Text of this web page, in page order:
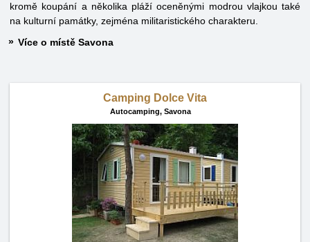
kromě koupání a několika pláží oceněnými modrou vlajkou také
na kulturní památky, zejména militaristického charakteru.
Více o místě Savona
Camping Dolce Vita
Autocamping, Savona